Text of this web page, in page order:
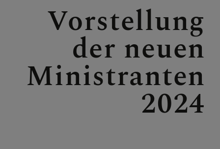
LUNZ/SEE
LACKENHOF - NEUHAUS
Vorstellung
der neuen
Ministranten
2024